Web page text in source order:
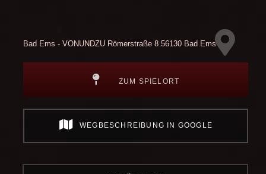
Bad Ems - VONUNDZURömerstraße 8 56130 Bad Ems
ZUM SPIELORT
WEGBESCHREIBUNG IN GOOGLE